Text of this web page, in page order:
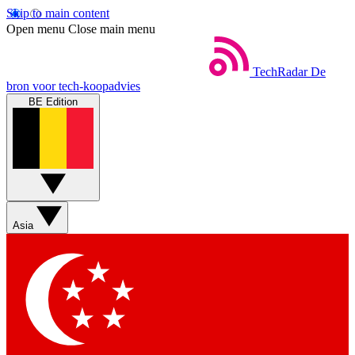
Skip to main content
Open menu Close main menu
TechRadar De
bron voor tech-koopadvies
BE Edition
Asia